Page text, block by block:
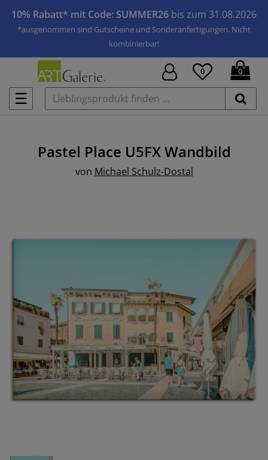
10% Rabatt* mit Code: SUMMER26 bis zum 31.08.2026
*ausgenommen sind Gutscheine und Sonderanfertigungen. Nicht
kombinierbar!
☰
0 0
Pastel Place U5FXWandbild
von Michael Schulz-Dostal